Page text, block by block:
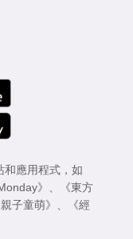
和應用程式，如
》 、
《東方
子童萌》 、
《經